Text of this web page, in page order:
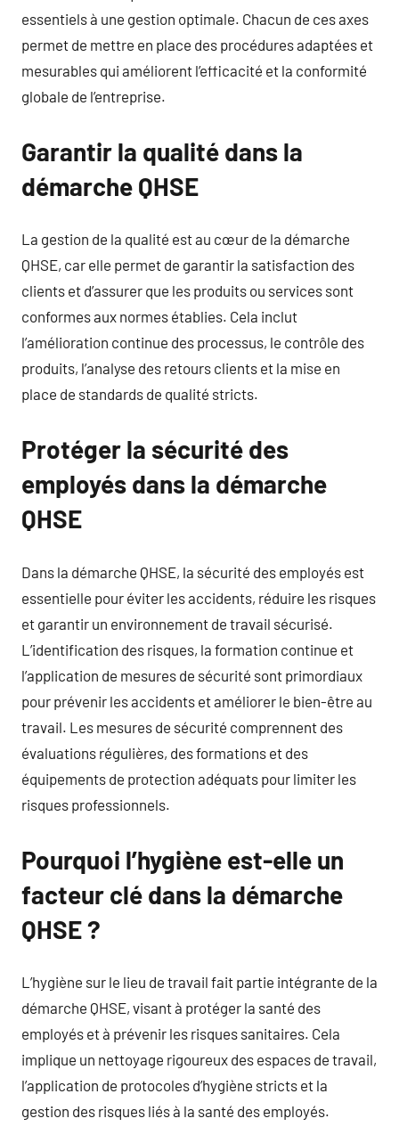
essentiels à une gestion optimale. Chacun de ces axes
permet de mettre en place des procédures adaptées et
mesurables qui améliorent l’efficacité et la conformité
globale de l’entreprise.
Garantir la qualité dans la
démarche QHSE
La gestion de la qualité est au cœur de la démarche
QHSE, car elle permet de garantir la satisfaction des
clients et d’assurer que les produits ou services sont
conformes aux normes établies. Cela inclut
l’amélioration continue des processus, le contrôle des
produits, l’analyse des retours clients et la mise en
place de standards de qualité stricts.
Protéger la sécurité des
employés dans la démarche
QHSE
Dans la démarche QHSE, la sécurité des employés est
essentielle pour éviter les accidents, réduire les risques
et garantir un environnement de travail sécurisé.
L’identification des risques, la formation continue et
l’application de mesures de sécurité sont primordiaux
pour prévenir les accidents et améliorer le bien-être au
travail. Les mesures de sécurité comprennent des
évaluations régulières, des formations et des
équipements de protection adéquats pour limiter les
risques professionnels.
Pourquoi l’hygiène est-elle un
facteur clé dans la démarche
QHSE ?
L’hygiène sur le lieu de travail fait partie intégrante de la
démarche QHSE, visant à protéger la santé des
employés et à prévenir les risques sanitaires. Cela
implique un nettoyage rigoureux des espaces de travail,
l’application de protocoles d’hygiène stricts et la
gestion des risques liés à la santé des employés.